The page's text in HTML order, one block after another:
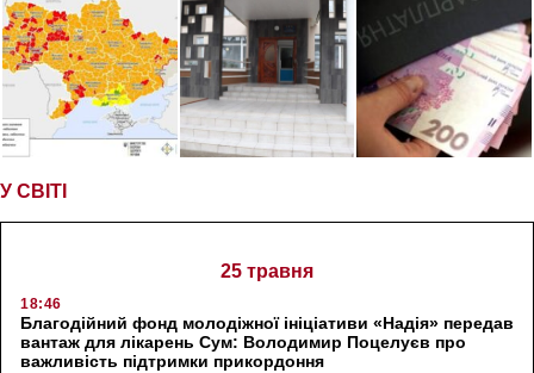
У СВІТІ
25 травня
18:46
Благодійний фонд молодіжної ініціативи «Надія» передав
вантаж для лікарень Сум: Володимир Поцелуєв про
важливість підтримки прикордоння